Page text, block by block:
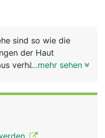
sind so wie die
der Haut
verhärteten
sich die
nach vorne. Das
...mehr sehen